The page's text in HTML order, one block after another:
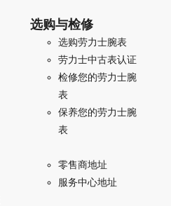
选购与检修
选购劳力士腕表
劳力士中古表认证
检修您的劳力士腕
表
保养您的劳力士腕
表
零售商地址
服务中心地址